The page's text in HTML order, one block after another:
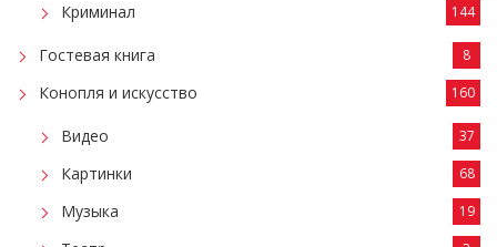
Криминал 144
Гостевая книга 8
Конопля и искусство 160
Видео 37
Картинки 68
Музыка 19